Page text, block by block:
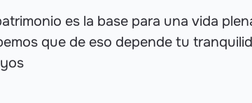
es la base para una vida
que de eso depende tu